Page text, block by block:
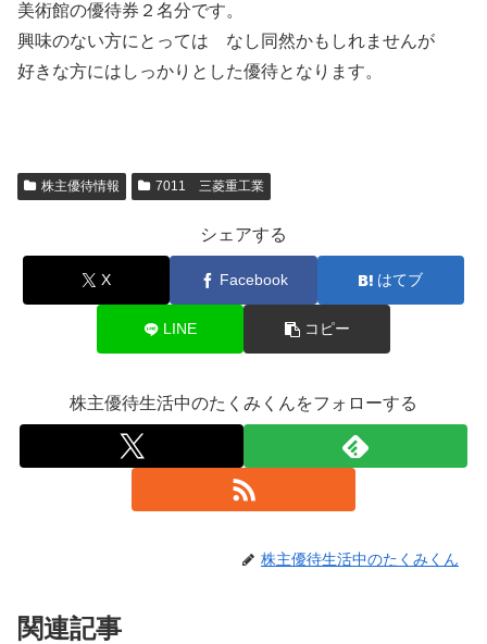
美術館の優待券２名分です。
興味のない方にとっては なし同然かもしれませんが
好きな方にはしっかりとした優待となります。
株主優待情報 7011 三菱重工業
シェアする
X Facebook はてブ
LINE コピー
株主優待生活中のたくみくんをフォローする
株主優待生活中のたくみくん
関連記事